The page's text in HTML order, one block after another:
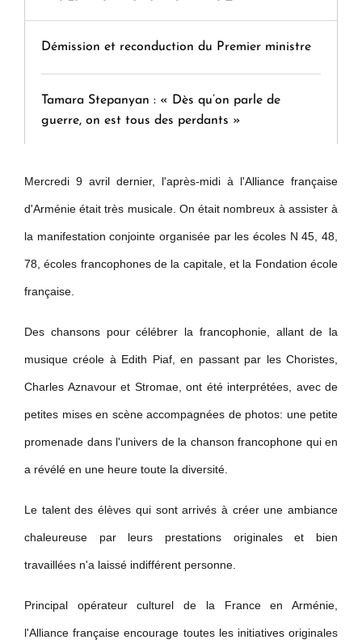
Démission et reconduction du Premier ministre
Tamara Stepanyan : « Dès qu’on parle de
guerre, on est tous des perdants »
KASA : 30 ans d'audace, de résilience et d'avenir
en Arménie
ouvrira ses portes à Dilijan
Mercredi 9 avril dernier, l'après-midi à l'Alliance française
d'Arménie était très musicale. On était nombreux à assister à
la manifestation conjointe organisée par les écoles N 45, 48,
78, écoles francophones de la capitale, et la Fondation école
française.
Des chansons pour célébrer la francophonie, allant de la
musique créole à Edith Piaf, en passant par les Choristes,
Charles Aznavour et Stromae, ont été interprétées, avec de
petites mises en scène accompagnées de photos: une petite
promenade dans l'univers de la chanson francophone qui en
a révélé en une heure toute la diversité.
Le talent des élèves qui sont arrivés à créer une ambiance
chaleureuse par leurs prestations originales et bien
travaillées n'a laissé indifférent personne.
Principal opérateur culturel de la France en Arménie,
l'Alliance française encourage toutes les initiatives originales